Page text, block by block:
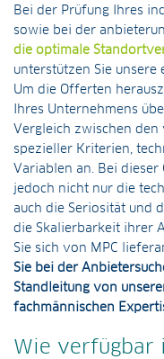
Bei der Prüfung Ihres
sowie bei der
die optimale
unterstützen Sie unsere
Um die Offerten
Ihres Unternehmens
Vergleich zwischen
spezieller Kriterien,
Variablen an. Bei
jedoch nicht nur die
auch die Seriosität und
die Skalierbarkeit ihrer
Sie sich von MPC
Sie bei der
Standleitung von
fachmännischen
Wie verfügbar